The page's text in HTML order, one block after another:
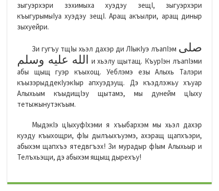
зыгуэрхэри зэхимыха хуэдэу зещI, зыгуэрхэри
къыгурымыIуа хуэдэу зещI. Аращ акъылри, аращ диныр
зыхуейри.
Зи гугъу тщIы хьэл дахэр ди ЛIыкIуэ лъапIэм صلى
الله عليه وسلم и хьэлу щытащ. КъурIэн лъапIэми
абы щыщ гуэр къыхощ. Уеблэмэ езы Алыхь Талэри
къызэрыддекIуэкIыр апхуэдэущ. Дэ къэдлэжьу хъуар
Алыхьым къыдищIэу щытамэ, мы дунейм цIыху
тетыжынутэкъым.
МыдэкIэ цIыхуфIхэми я хъыбархэм мы хьэл дахэр
куэду къыхощри, фIы дылъыхъуэмэ, ахэращ щапхъэри,
абыхэм щапхъэ ятедвгъэх! Зи мурадыр фIым Алыхьыр и
Телъхьэщи, дэ абыхэм ящыщ дырехъу!